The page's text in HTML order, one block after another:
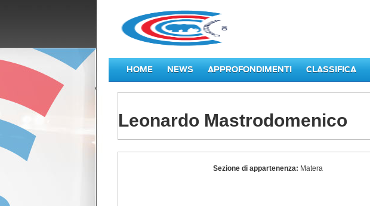
HOME NEWS APPROFONDIMENTI CLASSIFICA
Leonardo Mastrodomenico
Mastrodomenico
Sezione di appartenenza: Matera